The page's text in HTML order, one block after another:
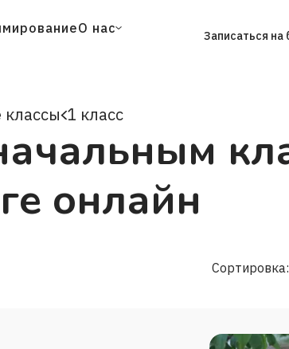
О нас
Записаться на
1 класс
онлайн
Сортировка: